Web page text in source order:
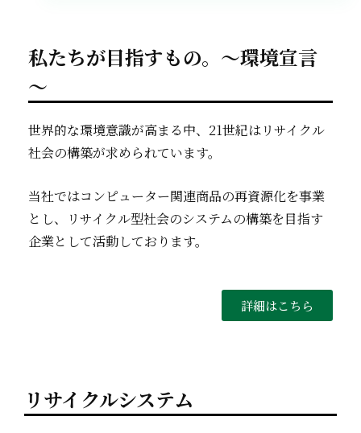
私たちが目指すもの。～環境宣言
～
世界的な環境意識が高まる中、21世紀はリサイクル
社会の構築が求められています。
当社ではコンピューター関連商品の再資源化を事業
とし、リサイクル型社会のシステムの構築を目指す
企業として活動しております。
詳細はこちら
リサイクルシステム